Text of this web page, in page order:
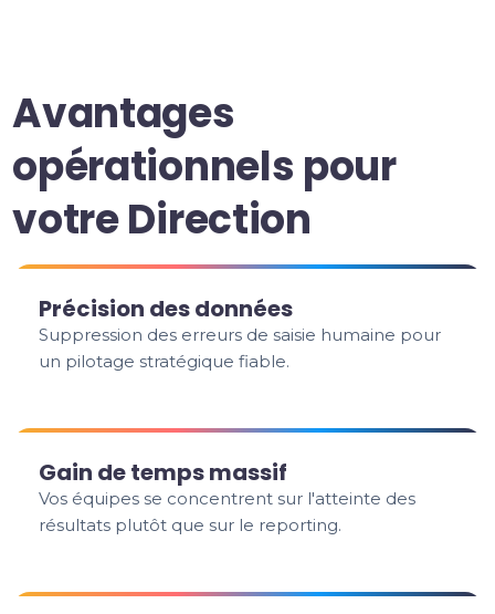
Avantages
opérationnels pour
votre Direction
Précision des données
Suppression des erreurs de saisie humaine pour
un pilotage stratégique fiable.
Gain de temps massif
Vos équipes se concentrent sur l'atteinte des
résultats plutôt que sur le reporting.